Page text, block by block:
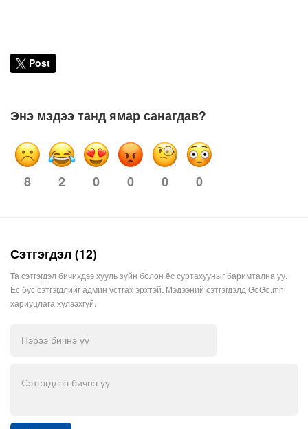
Post
Энэ мэдээ танд ямар санагдав?
8 2 0 0 0 0
Сэтгэгдэл (12)
Та сэтгэгдэл бичихдээ хууль зүйн болон ёс суртахууныг баримтална уу.
Ёс бус сэтгэгдлийг админ устгах эрхтэй. Мэдээний сэтгэгдэлд GoGo.mn
хариуцлага хүлээхгүй.